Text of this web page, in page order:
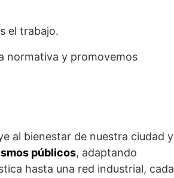
el trabajo.
normativa y promovemos
al bienestar de nuestra ciudad y
públicos, adaptando
hasta una red industrial, cada